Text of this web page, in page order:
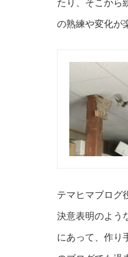
の熟練や変化が
テマヒマブログ
決意表明のよう
にあって、作り